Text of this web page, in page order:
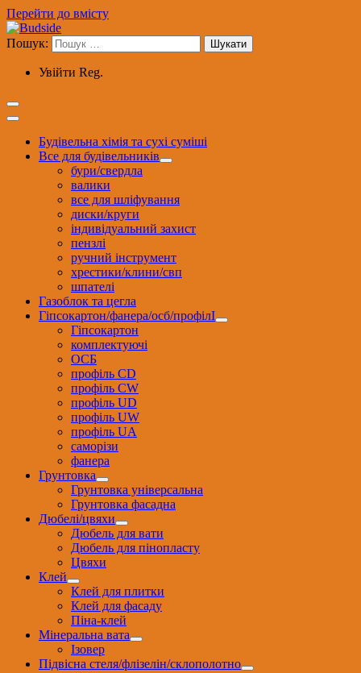
Перейти до вмісту
Пошук:
Увійти Reg.
Будівельна хімія та сухі суміші
Все для будівельників
бури/свердла
валики
все для шліфування
диски/круги
індивідуальний захист
пензлі
ручний інструмент
хрестики/клини/свп
шпателі
Газоблок та цегла
Гіпсокартон/фанера/осб/профілІ
Гіпсокартон
комплектуючі
ОСБ
профіль CD
профіль CW
профіль UD
профіль UW
профіль UА
саморізи
фанера
Грунтовка
Грунтовка універсальна
Грунтовка фасадна
Дюбелі/цвяхи
Дюбель для вати
Дюбель для пінопласту
Цвяхи
Клей
Клей для плитки
Клей для фасаду
Піна-клей
Мінеральна вата
Ізовер
Підвісна стеля/флізелін/склополотно